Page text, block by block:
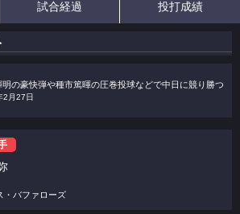
試合経過 投打成績
明の豪快弾や種市篤暉の圧巻投球などで中日に競り勝つ
2月27日
・バファローズ